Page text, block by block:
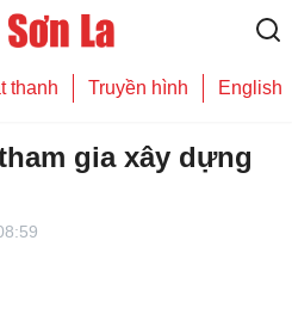
thanh Truyền hình English
gia xây dựng